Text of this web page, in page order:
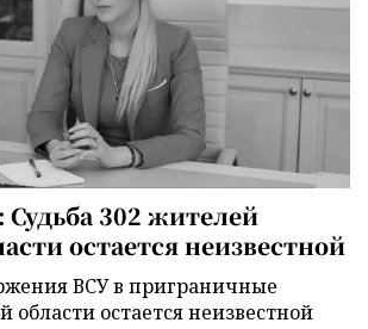
Судьба 302 жителей
остается неизвестной
ВСУ в приграничные
области остается неизвестной